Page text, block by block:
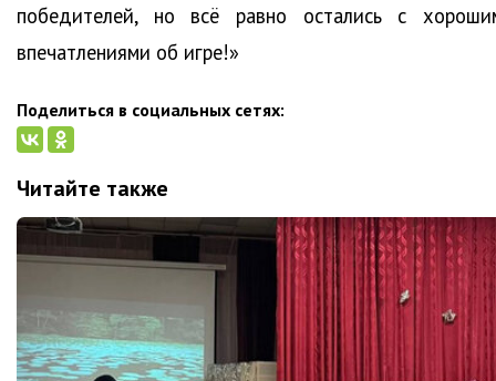
победителей, но всё равно остались с
впечатлениями об игре!»
Поделиться в социальных сетях:
Читайте также